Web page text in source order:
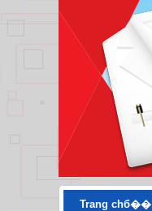
Trang chб��